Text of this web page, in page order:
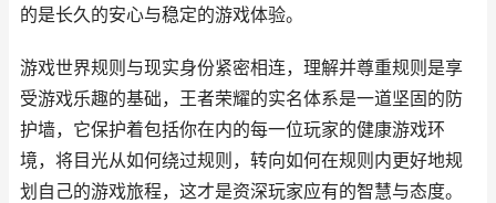
的是长久的安心与稳定的游戏体验。
游戏世界规则与现实身份紧密相连，理解并尊重规则是享
受游戏乐趣的基础，王者荣耀的实名体系是一道坚固的防
护墙，它保护着包括你在内的每一位玩家的健康游戏环
境，将目光从如何绕过规则，转向如何在规则内更好地规
划自己的游戏旅程，这才是资深玩家应有的智慧与态度。